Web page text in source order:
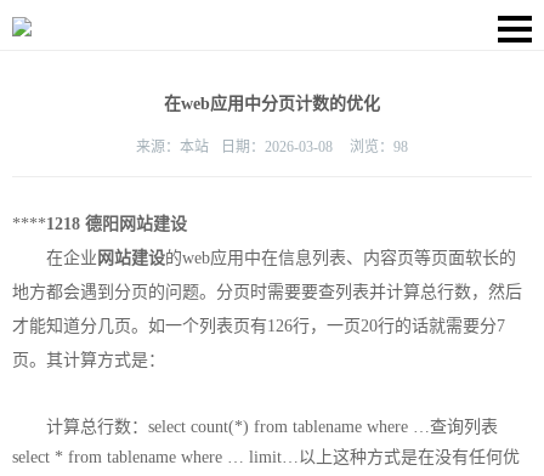
在web应用中分页计数的优化
来源： 本站 日期： 2026-03-08 浏览： 98
****1218 德阳网站建设
在企业 网站建设的web应用中在信息列表、内容页等页面软长的
地方都会遇到分页的问题。分页时需要要查列表并计算总行数，然后
才能知道分几页。如一个列表页有126行，一页20行的话就需要分7
页。其计算方式是：
计算总行数：select count(*) from tablename where …查询列表
select * from tablename where … limit…以上这种方式是在没有任何优